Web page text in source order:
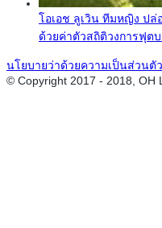
โอเอช ลูเวิน ทีมหญิง ปล่
ด้วยค่าตัวสถิติวงการฟุต
นโยบายว่าด้วยความเป็นส่วนตั
© Copyright 2017 - 2018, OH